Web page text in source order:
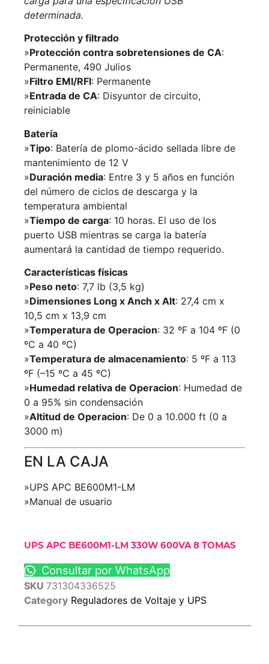
determinada.
Protección y filtrado
»Protección contra sobretensiones de CA:
Permanente, 490 Julios
»Filtro EMI/RFI: Permanente
»Entrada de CA: Disyuntor de circuito,
reiniciable
Batería
»Tipo: Batería de plomo-ácido sellada libre de
mantenimiento de 12 V
»Duración media: Entre 3 y 5 años en función
del número de ciclos de descarga y la
temperatura ambiental
»Tiempo de carga: 10 horas. El uso de los
puerto USB mientras se carga la batería
aumentará la cantidad de tiempo requerido.
Características físicas
»Peso neto: 7,7 lb (3,5 kg)
»Dimensiones Long x Anch x Alt: 27,4 cm x
10,5 cm x 13,9 cm
»Temperatura de Operacion: 32 ºF a 104 ºF (0
ºC a 40 ºC)
»Temperatura de almacenamiento: 5 ºF a 113
ºF (–15 ºC a 45 ºC)
»Humedad relativa de Operacion: Humedad de
0 a 95% sin condensación
»Altitud de Operacion: De 0 a 10.000 ft (0 a
3000 m)
EN LA CAJA
»UPS APC BE600M1-LM
»Manual de usuario
UPS APC BE600M1-LM 330W 600VA 8 TOMAS
Consultar por WhatsApp
SKU 731304336525
Category Reguladores de Voltaje y UPS